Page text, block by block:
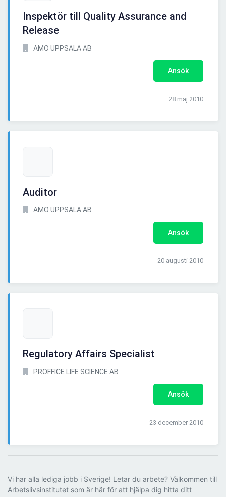
Inspektör till Quality Assurance and
Release
AMO UPPSALA AB
Ansök
28 maj 2010
Auditor
AMO UPPSALA AB
Ansök
20 augusti 2010
Regulatory Affairs Specialist
PROFFICE LIFE SCIENCE AB
Ansök
23 december 2010
Vi har alla lediga jobb i Sverige! Letar du arbete? Välkommen till
Arbetslivsinstitutet som är här för att hjälpa dig hitta ditt